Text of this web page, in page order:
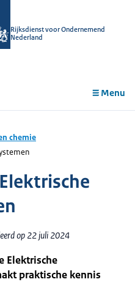
Rijksdienst voor Ondernemend
Nederland
Menu
chemie
op 22 juli 2024
Elektrische
praktische kennis